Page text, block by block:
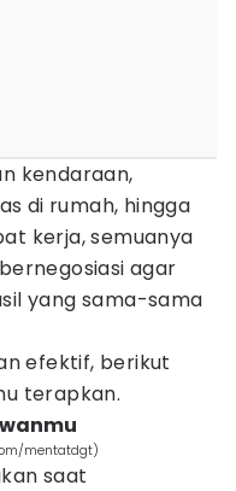
kendaraan,
di rumah, hingga
kerja, semuanya
agar
yang sama-sama
efektif, berikut
terapkan.
mentatdgt)
saat